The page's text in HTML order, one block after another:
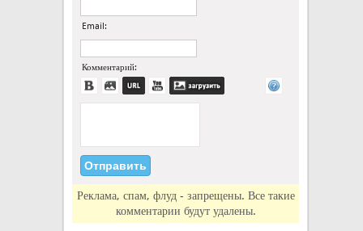
Email:
Комментарий:
Реклама, спам, флуд - запрещены. Все такие
комментарии будут удалены.